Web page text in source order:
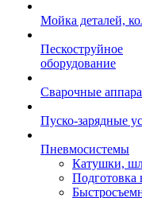
Мойка деталей,
Пескоструйное
оборудование
Сварочные
Пуско-зарядные
Пневмосистемы
Катушки,
Подготовка